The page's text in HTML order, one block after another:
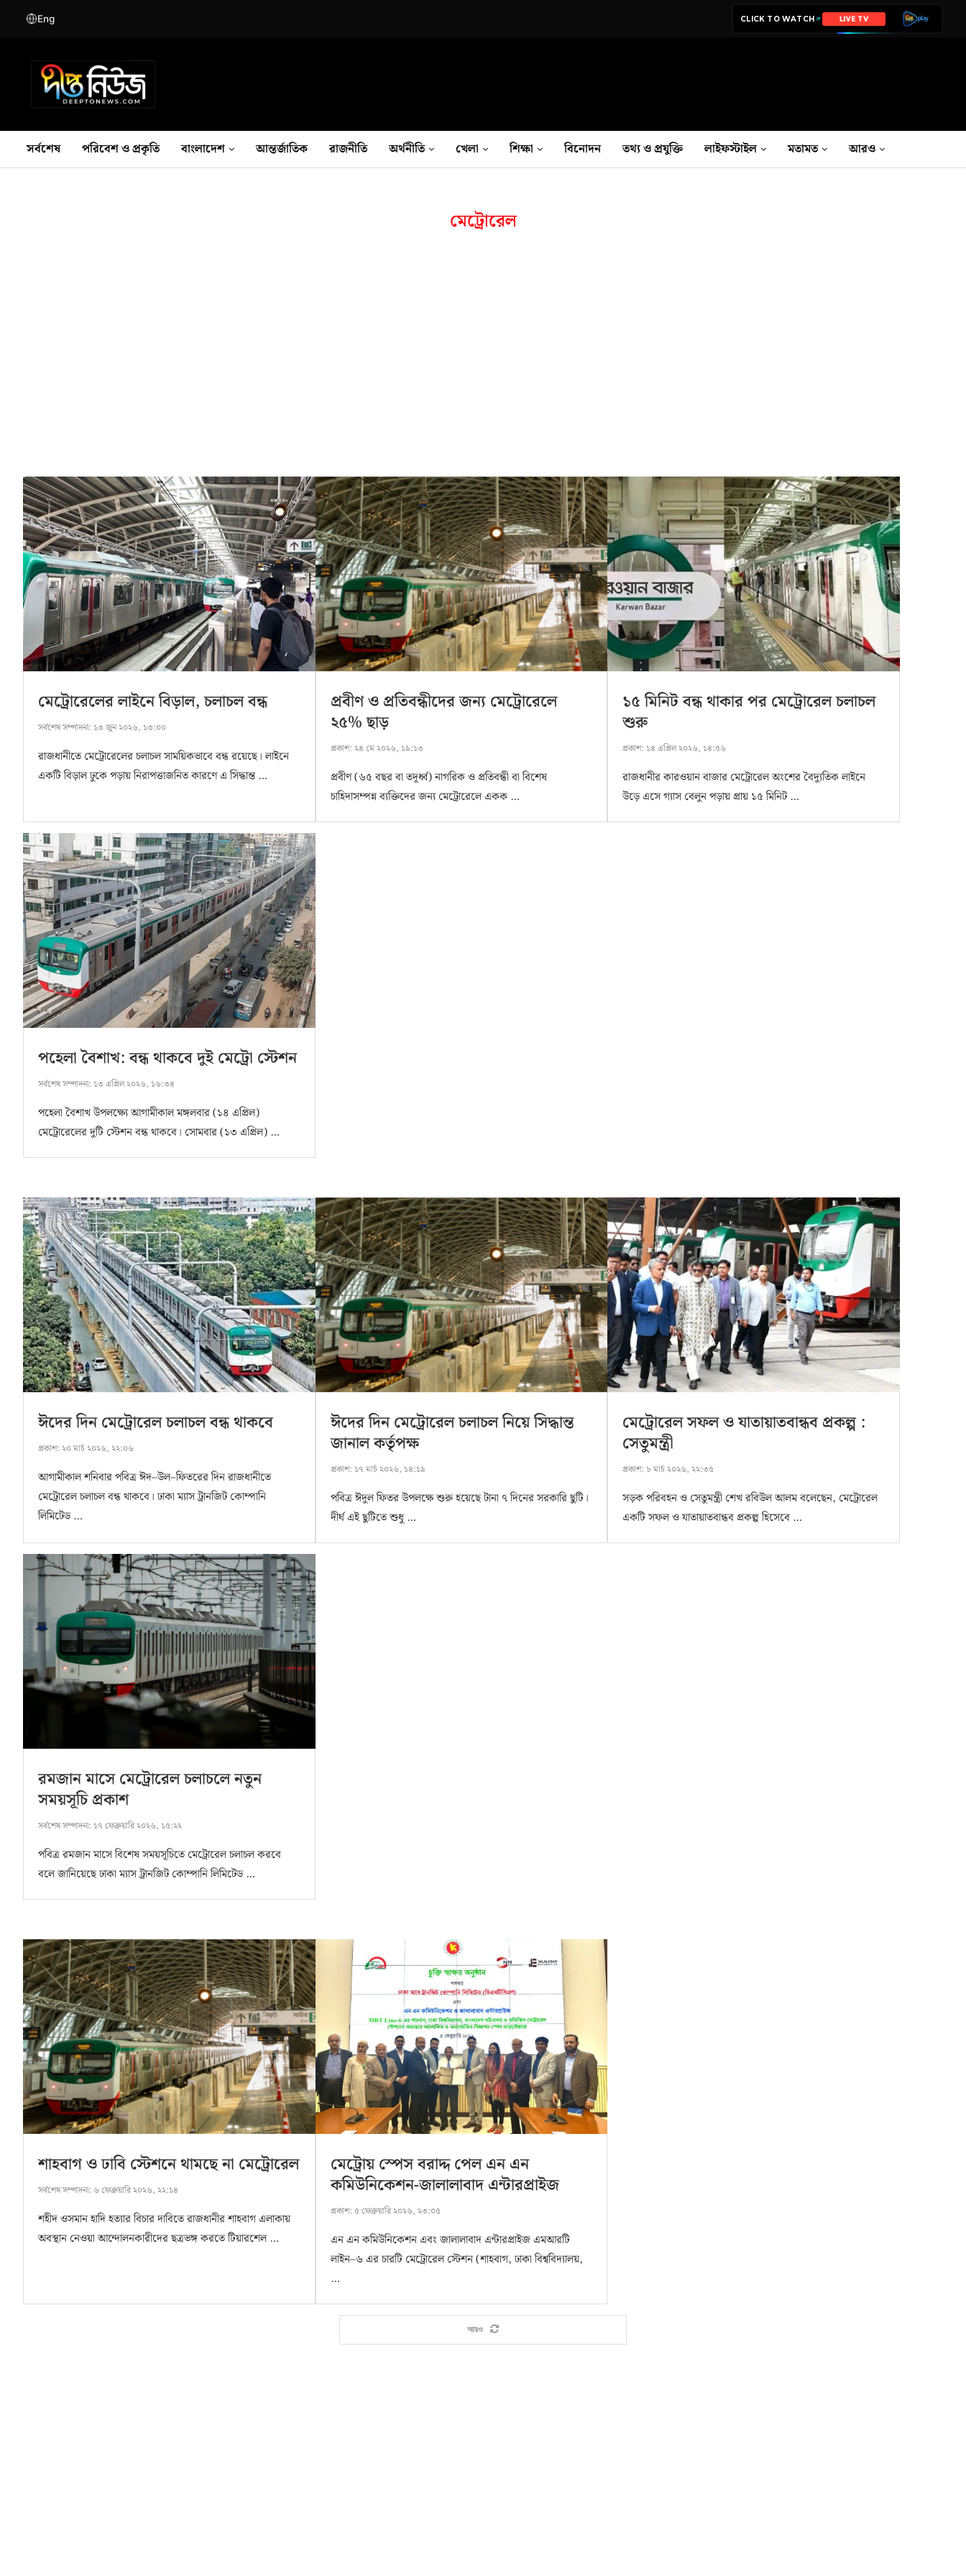
Eng CLICK TO WATCH NEWS
সর্বশেষ পরিবেশ ও প্রকৃতি বাংলাদেশ আন্তর্জাতিক রাজনীতি অর্থনীতি খেলা শিক্ষা বিনোদন তথ‍্য ও প্রযুক্তি লাইফস্টাইল মতামত আরও
মেট্রোরেল
মেট্রোরেলের লাইনে বিড়াল, চলাচল বন্ধ
সর্বশেষ সম্পাদনা: ১৩ জুন ২০২৬, ১৩:০০
রাজধানীতে মেট্রোরেলের চলাচল সাময়িকভাবে বন্ধ রয়েছে। লাইনে
একটি বিড়াল ঢুকে পড়ায় নিরাপত্তাজনিত কারণে এ সিদ্ধান্ত …
প্রবীণ ও প্রতিবন্ধীদের জন্য মেট্রোরেলে
২৫% ছাড়
প্রকাশ: ২৪ মে ২০২৬, ১৯:১৩
প্রবীণ (৬৫ বছর বা তদূর্ধ্ব) নাগরিক ও প্রতিবন্ধী বা বিশেষ
চাহিদাসম্পন্ন ব্যক্তিদের জন্য মেট্রোরেলে একক …
১৫ মিনিট বন্ধ থাকার পর মেট্রোরেল চলাচল
শুরু
প্রকাশ: ১৪ এপ্রিল ২০২৬, ১৪:৫৬
রাজধানীর কারওয়ান বাজার মেট্রোরেল অংশের বৈদ্যুতিক লাইনে
উড়ে এসে গ্যাস বেলুন পড়ায় প্রায় ১৫ মিনিট …
পহেলা বৈশাখ: বন্ধ থাকবে দুই মেট্রো স্টেশন
সর্বশেষ সম্পাদনা: ১৩ এপ্রিল ২০২৬, ১৬:৩৪
পহেলা বৈশাখ উপলক্ষ্যে আগামীকাল মঙ্গলবার (১৪ এপ্রিল)
মেট্রোরেলের দুটি স্টেশন বন্ধ থাকবে। সোমবার (১৩ এপ্রিল) …
ঈদের দিন মেট্রোরেল চলাচল বন্ধ থাকবে
প্রকাশ: ২০ মার্চ ২০২৬, ২২:০৬
আগামীকাল শনিবার পবিত্র ঈদ–উল–ফিতরের দিন রাজধানীতে
মেট্রোরেল চলাচল বন্ধ থাকবে। ঢাকা ম্যাস ট্রানজিট কোম্পানি
লিমিটেড …
ঈদের দিন মেট্রোরেল চলাচল নিয়ে সিদ্ধান্ত
জানাল কর্তৃপক্ষ
প্রকাশ: ১৭ মার্চ ২০২৬, ১৪:১৯
পবিত্র ঈদুল ফিতর উপলক্ষে শুরু হয়েছে টানা ৭ দিনের সরকারি ছুটি।
দীর্ঘ এই ছুটিতে শুধু …
মেট্রোরেল সফল ও যাতায়াতবান্ধব প্রকল্প :
সেতুমন্ত্রী
প্রকাশ: ৮ মার্চ ২০২৬, ২২:৩৫
সড়ক পরিবহন ও সেতুমন্ত্রী শেখ রবিউল আলম বলেছেন, মেট্রোরেল
একটি সফল ও যাতায়াতবান্ধব প্রকল্প হিসেবে …
রমজান মাসে মেট্রোরেল চলাচলে নতুন
সময়সূচি প্রকাশ
সর্বশেষ সম্পাদনা: ১৭ ফেব্রুয়ারি ২০২৬, ১৫:২২
পবিত্র রমজান মাসে বিশেষ সময়সূচিতে মেট্রোরেল চলাচল করবে
বলে জানিয়েছে ঢাকা ম্যাস ট্রানজিট কোম্পানি লিমিটেড …
শাহবাগ ও ঢাবি স্টেশনে থামছে না মেট্রোরেল
সর্বশেষ সম্পাদনা: ৬ ফেব্রুয়ারি ২০২৬, ২২:১৪
শহীদ ওসমান হাদি হত্যার বিচার দাবিতে রাজধানীর শাহবাগ এলাকায়
অবস্থান নেওয়া আন্দোলনকারীদের ছত্রভঙ্গ করতে টিয়ারশেল …
মেট্রোয় স্পেস বরাদ্দ পেল এন এন
কমিউনিকেশন-জালালাবাদ এন্টারপ্রাইজ
প্রকাশ: ৫ ফেব্রুয়ারি ২০২৬, ২৩:০৫
এন এন কমিউনিকেশন এবং জালালাবাদ এন্টারপ্রাইজ এমআরটি
লাইন–৬ এর চারটি মেট্রোরেল স্টেশন (শাহবাগ, ঢাকা বিশ্ববিদ্যালয়,
…
আরও